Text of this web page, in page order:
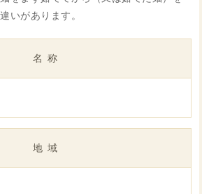
いがあります。
名称
地域